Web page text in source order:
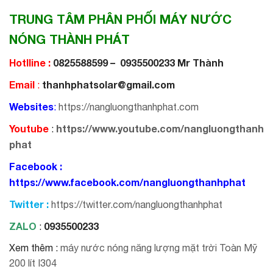
TRUNG TÂM PHÂN PHỐI MÁY NƯỚC
NÓNG THÀNH PHÁT
Hotlline : 0825588599 – 0935500233 Mr Thành
Email : thanhphatsolar@gmail.com
Websites: https://nangluongthanhphat.com
Youtube : https://www.youtube.com/nangluongthanh
phat
Facebook :
https://www.facebook.com/nangluongthanhphat
Twitter : https://twitter.com/nangluongthanhphat
ZALO : 0935500233
Xem thêm : máy nước nóng năng lượng mặt trời Toàn Mỹ
200 lít I304